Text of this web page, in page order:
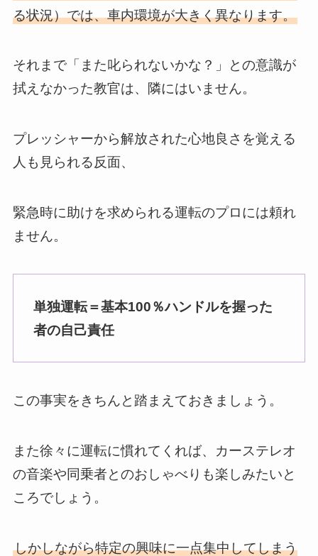
る状況）では、車内環境が大きく異なります。
それまで「また叱られないかな？」との意識が
拭えなかった教官は、隣にはいません。
プレッシャーから解放された心地良さを覚える
人も見られる反面、
緊急時に助けを求められる運転のプロには頼れ
ません。
単独運転＝基本100％ハンドルを握った
者の自己責任
この事実をきちんと踏まえておきましょう。
また徐々に運転に慣れてくれば、カーステレオ
の音楽や同乗者とのおしゃべりも楽しみたいと
ころでしょう。
しかしながら特定の興味に一点集中してしまう